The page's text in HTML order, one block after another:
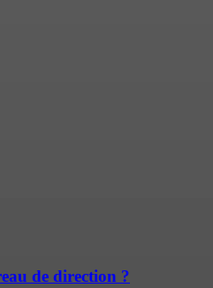
de direction ?